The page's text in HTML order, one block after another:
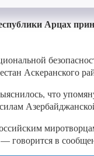
Арцах
Аскеранского
что
— говорится в